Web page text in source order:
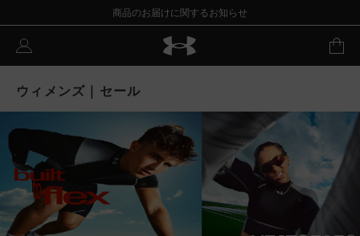
商品のお届けに関するお知らせ
ウィメンズ｜セール